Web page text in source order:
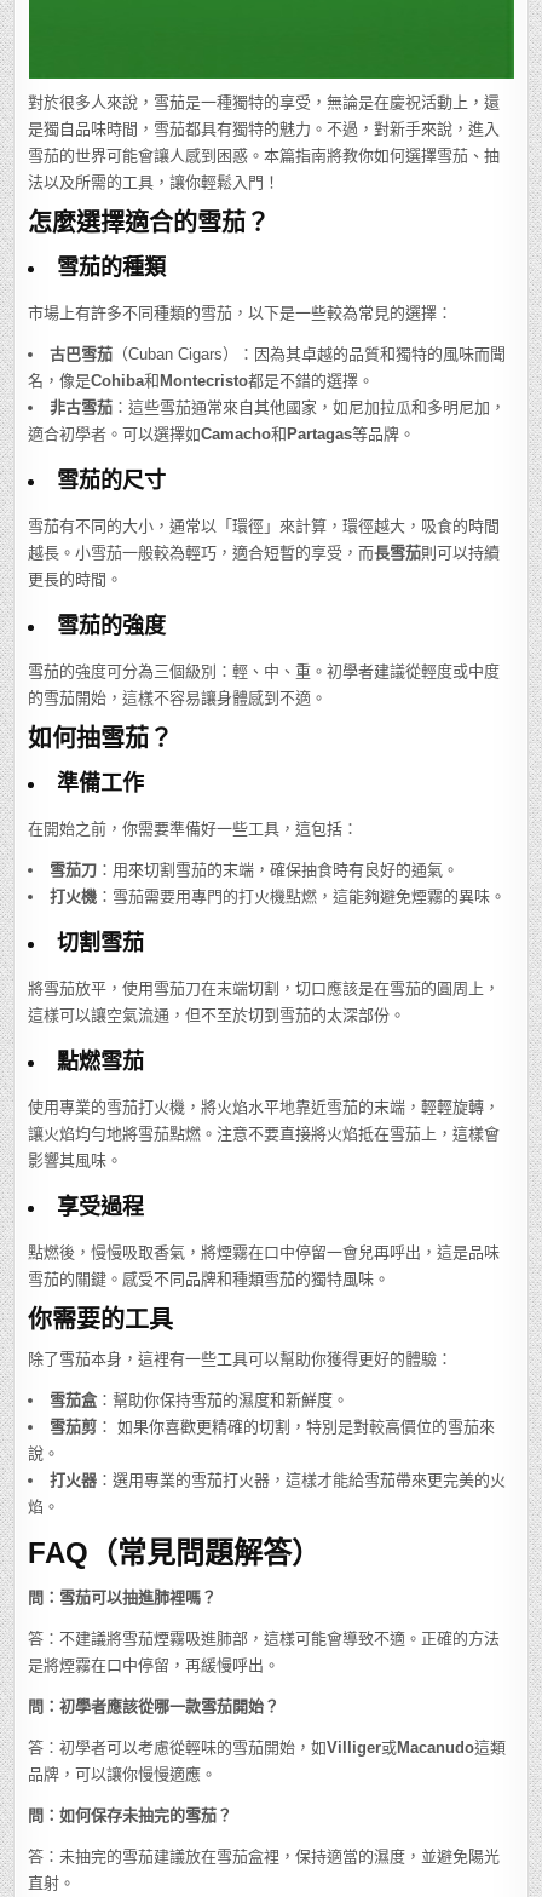
對於很多人來說，雪茄是一種獨特的享受，無論是在慶祝活動上，還
是獨自品味時間，雪茄都具有獨特的魅力。不過，對新手來說，進入
雪茄的世界可能會讓人感到困惑。本篇指南將教你如何選擇雪茄、抽
法以及所需的工具，讓你輕鬆入門！
怎麼選擇適合的雪茄？
雪茄的種類
市場上有許多不同種類的雪茄，以下是一些較為常見的選擇：
古巴雪茄 （Cuban Cigars）：因為其卓越的品質和獨特的風味而聞
名，像是Cohiba和 Montecristo都是不錯的選擇。
非古雪茄 ：這些雪茄通常來自其他國家，如尼加拉瓜和多明尼加，
適合初學者。可以選擇如Camacho和 Partagas等品牌。
雪茄的尺寸
雪茄有不同的大小，通常以「環徑」來計算，環徑越大，吸食的時間
越長。小雪茄一般較為輕巧，適合短暫的享受，而長雪茄則可以持續
更長的時間。
雪茄的強度
雪茄的強度可分為三個級別：輕、中、重。初學者建議從輕度或中度
的雪茄開始，這樣不容易讓身體感到不適。
如何抽雪茄？
準備工作
在開始之前，你需要準備好一些工具，這包括：
雪茄刀 ：用來切割雪茄的末端，確保抽食時有良好的通氣。
打火機 ：雪茄需要用專門的打火機點燃，這能夠避免煙霧的異味。
切割雪茄
將雪茄放平，使用雪茄刀在末端切割，切口應該是在雪茄的圓周上，
這樣可以讓空氣流通，但不至於切到雪茄的太深部份。
點燃雪茄
使用專業的雪茄打火機，將火焰水平地靠近雪茄的末端，輕輕旋轉，
讓火焰均勻地將雪茄點燃。注意不要直接將火焰抵在雪茄上，這樣會
影響其風味。
享受過程
點燃後，慢慢吸取香氣，將煙霧在口中停留一會兒再呼出，這是品味
雪茄的關鍵。感受不同品牌和種類雪茄的獨特風味。
你需要的工具
除了雪茄本身，這裡有一些工具可以幫助你獲得更好的體驗：
雪茄盒 ：幫助你保持雪茄的濕度和新鮮度。
雪茄剪 ： 如果你喜歡更精確的切割，特別是對較高價位的雪茄來
說。
打火器 ：選用專業的雪茄打火器，這樣才能給雪茄帶來更完美的火
焰。
FAQ（常見問題解答）
問：雪茄可以抽進肺裡嗎？
答：不建議將雪茄煙霧吸進肺部，這樣可能會導致不適。正確的方法
是將煙霧在口中停留，再緩慢呼出。
問：初學者應該從哪一款雪茄開始？
答：初學者可以考慮從輕味的雪茄開始，如Villiger或Macanudo這類
品牌，可以讓你慢慢適應。
問：如何保存未抽完的雪茄？
答：未抽完的雪茄建議放在雪茄盒裡，保持適當的濕度，並避免陽光
直射。